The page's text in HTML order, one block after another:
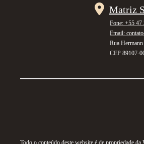
Matriz
Fone: +55 47
Email:
Rua
CEP 89107-
Todo o conteúdo deste website é de propriedade da